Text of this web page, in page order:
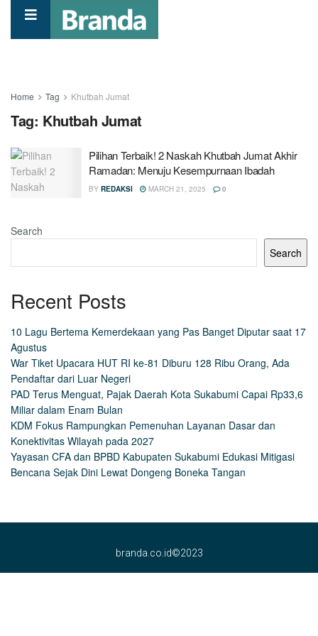
Home Tag Khutbah Jumat
Tag: Khutbah Jumat
Pilihan Terbaik! 2 Naskah Khutbah Jumat Akhir
Ramadan: Menuju Kesempurnaan Ibadah
BY REDAKSI MARCH 21, 2025 0
Search
Search
Recent Posts
10 Lagu Bertema Kemerdekaan yang Pas Banget Diputar saat 17
Agustus
War Tiket Upacara HUT RI ke-81 Diburu 128 Ribu Orang, Ada
Pendaftar dari Luar Negeri
PAD Terus Menguat, Pajak Daerah Kota Sukabumi Capai Rp33,6
Miliar dalam Enam Bulan
KDM Fokus Rampungkan Pemenuhan Layanan Dasar dan
Konektivitas Wilayah pada 2027
Yayasan CFA dan BPBD Kabupaten Sukabumi Edukasi Mitigasi
Bencana Sejak Dini Lewat Dongeng Boneka Tangan
branda.co.id©2023